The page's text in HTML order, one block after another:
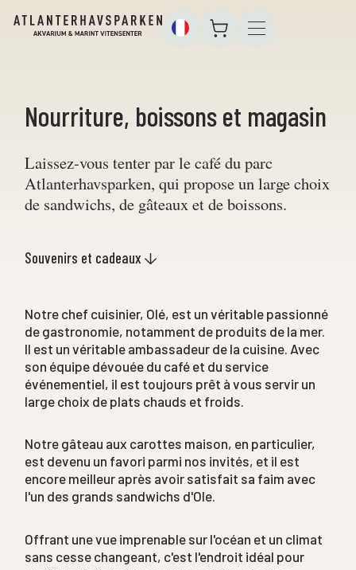
Nourriture, boissons et magasin
Laissez-vous tenter par le café du parc
Atlanterhavsparken, qui propose un large choix
de sandwichs, de gâteaux et de boissons.
Souvenirs et cadeaux
Notre chef cuisinier, Olé, est un véritable passionné
de gastronomie, notamment de produits de la mer.
Il est un véritable ambassadeur de la cuisine. Avec
son équipe dévouée du café et du service
événementiel, il est toujours prêt à vous servir un
large choix de plats chauds et froids.
Notre gâteau aux carottes maison, en particulier,
est devenu un favori parmi nos invités, et il est
encore meilleur après avoir satisfait sa faim avec
l'un des grands sandwichs d'Ole.
Offrant une vue imprenable sur l'océan et un climat
sans cesse changeant, c'est l'endroit idéal pour